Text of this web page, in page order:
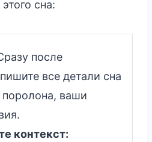
сна:
после
все детали сна
поролона, ваши
контекст: